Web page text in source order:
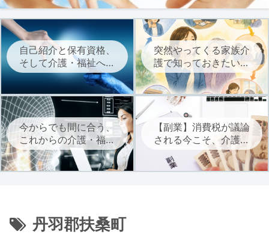
自己紹介と保有資格、
そして介護・福祉への
想いについて
突然やってくる家族介
護で知っておきたい、
介護サービスを始める
までの流れ
今からでも間に合う、
これからの介護・福祉
に必要なAIを学ぶ
【副業】消費税が議論
される今こそ、介護・
福祉職は自立に向けた
副業を考えよう
丹羽郡扶桑町